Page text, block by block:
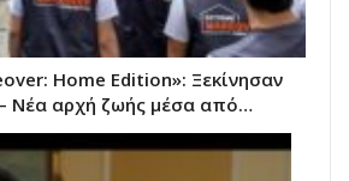
Home Edition»: Ξεκίνησαν
Νέα αρχή ζωής μέσα από…